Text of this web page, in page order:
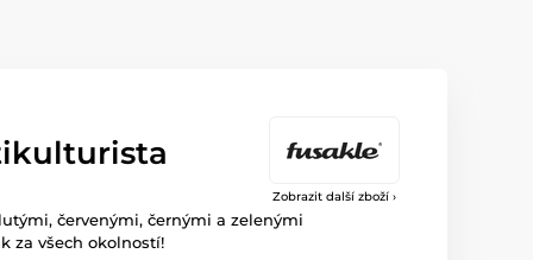
Zobrazit další zboží ›
červenými, černými a zelenými
za všech okolností!